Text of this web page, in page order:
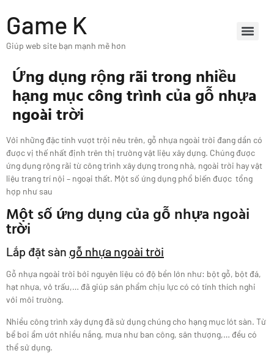
Game K
Giúp web site bạn mạnh mẽ hơn
Ứng dụng rộng rãi trong nhiều
hạng mục công trình của gỗ nhựa
ngoài trời
Với những đặc tính vượt trội nêu trên, gỗ nhựa ngoài trời đang dần có
được vị thế nhất định trên thị trường vật liệu xây dựng. Chúng được
ứng dụng rộng rãi từ công trình xây dựng trong nhà, ngoài trời hay vật
liệu trang trí nội – ngoại thất. Một số ứng dụng phổ biến được tổng
hợp như sau
Một số ứng dụng của gỗ nhựa ngoài
trời
Lắp đặt sàn gỗ nhựa ngoài trời
Gỗ nhựa ngoài trời bới nguyên liệu có độ bền lớn như: bột gỗ, bột đá,
hạt nhựa, vỏ trấu,… đã giúp sản phẩm chịu lực có có tính thích nghi
với môi trường.
Nhiều công trình xây dựng đã sử dụng chúng cho hạng mục lót sàn. Từ
bể bơi ẩm ướt nhiều nắng, mưa như ban công, sân thượng,… đều có
thể sử dụng.